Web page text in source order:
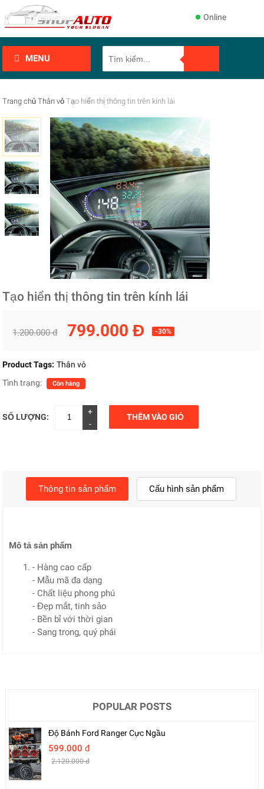
Online
MENU
Trang chủ Thân vỏ Tạo hiển thị thông tin trên kính lái
Tạo hiển thị thông tin trên kính lái
1.200.000 đ 799.000 Đ -30%
Product Tags: Thân vỏ
Tình trạng:
Còn hàng
SỐ LƯỢNG:
+
-
THÊM VÀO GIỎ
Thông tin sản phẩm Cấu hình sản phẩm
Mô tả sản phẩm
- Hàng cao cấp
- Mẫu mã đa dạng
- Chất liệu phong phú
- Đẹp mắt, tinh sảo
- Bền bỉ với thời gian
- Sang trọng, quý phái
POPULAR POSTS
Độ Bánh Ford Ranger Cực Ngầu
599.000 đ
2.120.000 đ